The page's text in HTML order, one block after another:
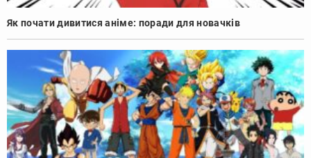
Як почати дивитися аніме: поради для новачків